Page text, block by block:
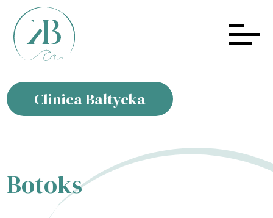
Clinica Bałtycka
Botoks